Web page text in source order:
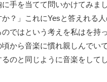
手を当てて問いかけてみま
か？」これにYesと答えれる
ではという考えを私はを持
から音楽に慣れ親しんでい
のと同じように音楽をして